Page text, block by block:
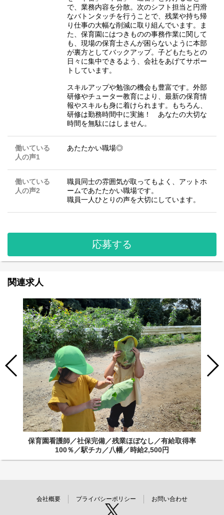
で、業務内容を分散。次のシフト担当と円滑
なバトンタッチを行うことで、残業や持ち帰
り仕事の大幅な削減に取り組んでいます。ま
た、保育園にはつきものの事務作業に関して
も、現場の保育士さんが困らないように本部
が裏方としてバックアップ。子どもたちとの
日々に集中できるよう、会社をあげてサポー
トしています。
スキルアップや勉強の機会も豊富です。外部
研修やチューター教育により、最新の保育情
報やスキルも身に着けられます。もちろん、
研修は勤務時間中に実施！ あなたの大切な
時間を無駄にはしません。
働いている
人の声1
あたたかい職場◎
働いている
人の声2
職員同士の雰囲気が取ってもよく、アットホ
ームであたたかい職場です。
職員一人ひとりの声を大切にしています。
応募する
関連求人
保育園看護師／社保完備／残業ほぼなし／有給取得率
100％／駅チカ／八幡／時給2,500円
会社概要 プライバシーポリシー お問い合わせ